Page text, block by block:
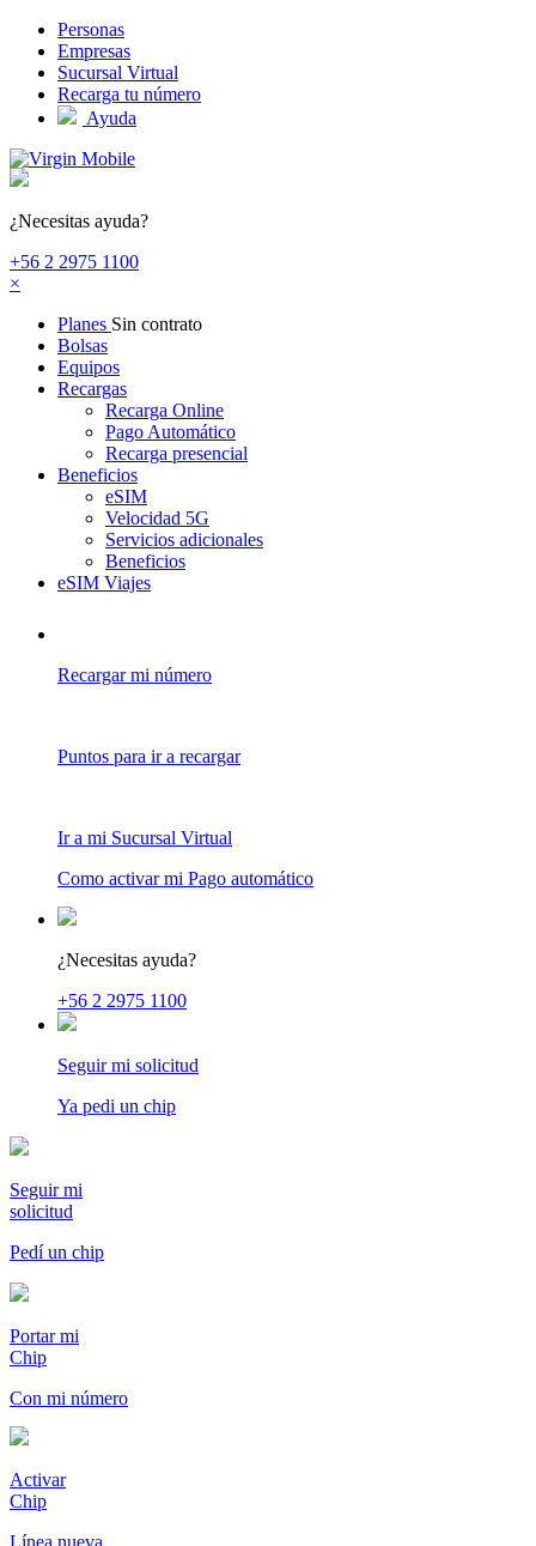
Pasar al contenido principal
Personas
Empresas
Sucursal Virtual
Recarga tu número
Ayuda
¿Necesitas ayuda?
+56 2 2975 1100
×
Planes Sin contrato
Bolsas
Equipos
Recargas
Recarga Online
Pago Automático
Recarga presencial
Beneficios
eSIM
Velocidad 5G
Servicios adicionales
Beneficios
eSIM Viajes
Recargar mi número
Puntos para ir a recargar
Ir a mi Sucursal Virtual
Como activar mi Pago automático
¿Necesitas ayuda?
+56 2 2975 1100
Seguir mi solicitud
Ya pedi un chip
Seguir mi
solicitud
Pedí un chip
Portar mi
Chip
Con mi número
Activar
Chip
Línea nueva